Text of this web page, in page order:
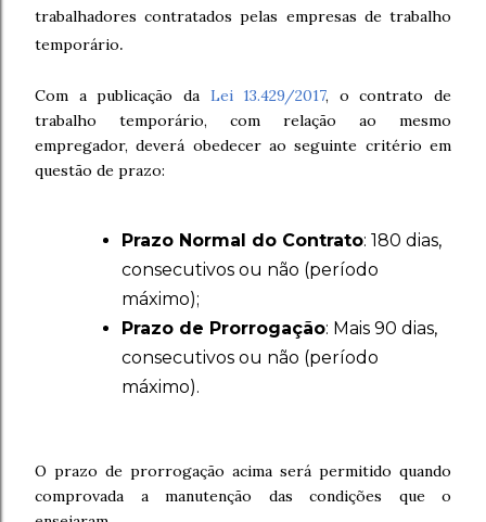
trabalhadores contratados pelas empresas de trabalho
temporário.
Com a publicação da Lei 13.429/2017, o contrato de
trabalho temporário, com relação ao mesmo
empregador, deverá obedecer ao seguinte critério em
questão de prazo:
Prazo Normal do Contrato: 180 dias,
consecutivos ou não (período
máximo);
Prazo de Prorrogação: Mais 90 dias,
consecutivos ou não (período
máximo).
O prazo de prorrogação acima será permitido quando
comprovada a manutenção das condições que o